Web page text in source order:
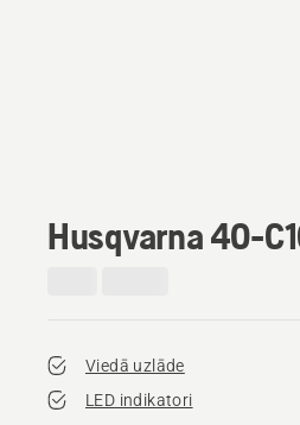
Husqvarna 40-
Viedā uzlāde
LED indikatori